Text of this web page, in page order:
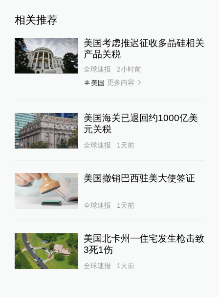
相关推荐
美国考虑推迟征收多晶硅相关
产品关税
全球速报
2小时前
美国 更多内容
美国海关已退回约1000亿美
元关税
全球速报 1天前
美国撤销巴西驻美大使签证
全球速报 1天前
美国北卡州一住宅发生枪击致
3死1伤
全球速报 1天前